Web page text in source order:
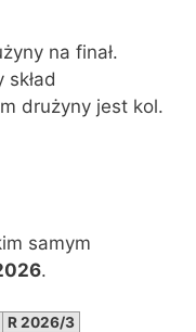
na finał.
drużyny jest kol.
samym
.
R 2026/3